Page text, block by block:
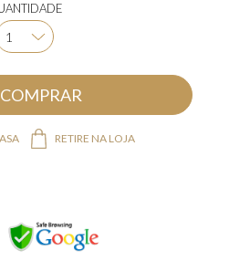
COMPRAR
RETIRE NA LOJA